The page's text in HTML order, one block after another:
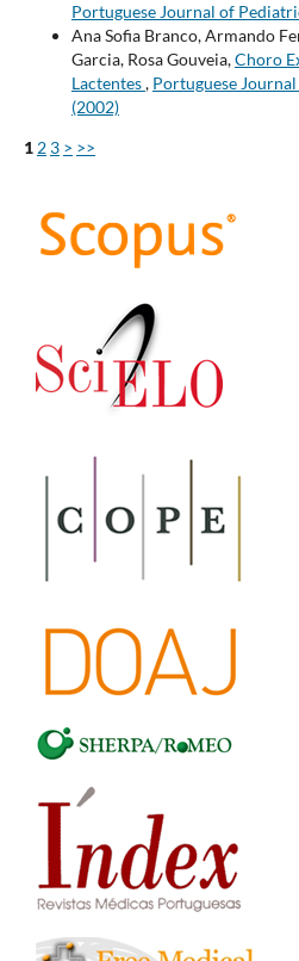
Portuguese Journal of
Ana Sofia Branco, Armando
Garcia, Rosa Gouveia,Choro
Lactentes, Portuguese
(2002)
1 2 3 > >>